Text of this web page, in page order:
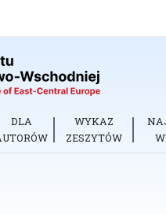
DLA
WYKAZ
ZESZYTÓW